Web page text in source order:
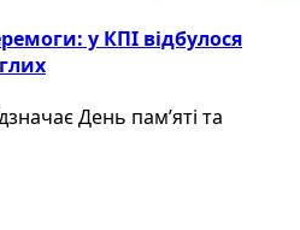
у КПІ відбулося
День пам’яті та